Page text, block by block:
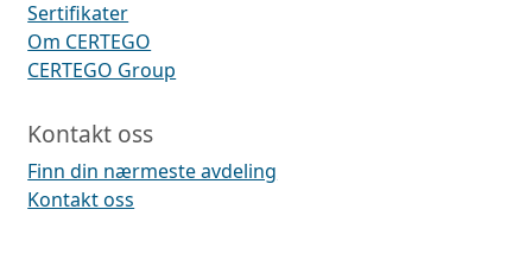
Sertifikater
Om CERTEGO
CERTEGO Group
Kontakt oss
Finn din nærmeste avdeling
Kontakt oss